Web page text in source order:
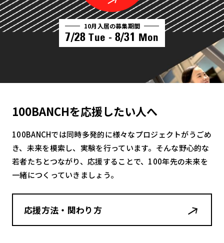
10月入居の募集期間
7/28 Tue - 8/31 Mon
100BANCHを応援したい人へ
100BANCHでは同時多発的に様々なプロジェクトがうごめ
き、未来を模索し、実験を行っています。そんな野心的な
若者たちとつながり、応援することで、100年先の未来を
一緒につくっていきましょう。
応援方法・関わり方